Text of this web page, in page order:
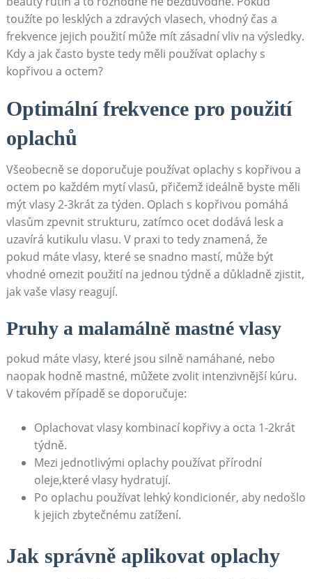
toužíte ⁤po lesklých a zdravých vlasech, vhodný čas a
frekvence jejich použití může‌ mít zásadní vliv ⁤na‌ výsledky.
Kdy ⁣a jak ⁣často byste tedy měli používat ⁢oplachy s
kopřivou a ​octem?
Optimální ⁣frekvence pro ‍použití
oplachů
Všeobecně⁣ se doporučuje používat oplachy ‍s kopřivou ​a⁢
octem ⁣po každém mytí vlasů, přičemž ideálně byste měli​
mýt vlasy 2-3krát‍ za týden. Oplach s kopřivou​ pomáhá
vlasům zpevnit strukturu,⁢ zatímco ocet dodává‍ lesk a
‍uzavírá kutikulu ⁢vlasu.⁢ V⁤ praxi to tedy znamená,⁣ že​
pokud ‌máte ⁤vlasy, které se snadno mastí, může být
vhodné omezit ⁣použití na jednou‍ týdně a důkladně zjistit,
jak vaše vlasy reagují.
Pruhy⁣ a⁤ malamálně mastné vlasy
pokud máte vlasy, které jsou ‍silně ⁣namáhané, nebo
naopak hodně mastné, můžete zvolit intenzivnější kúru.
⁢V ⁤takovém případě se doporučuje:
Oplachovat vlasy kombinací kopřivy a octa 1-2krát
týdně.
Mezi jednotlivými oplachy⁣ používat ⁣přírodní⁣
oleje,které vlasy hydratují.
Po ​oplachu používat lehký kondicionér, aby‍ nedošlo⁣
k jejich zbytečnému zatížení.
Jak správně aplikovat ​oplachy